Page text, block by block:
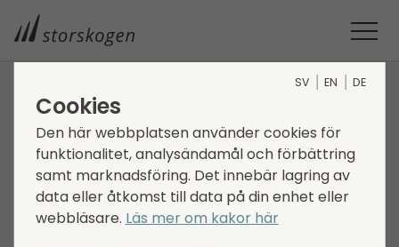
Verdant
Verdant är en norsk distributör av
premiumvarumärken inom professionell hårvård
SV EN DE
Cookies
Den här webbplatsen använder cookies för
funktionalitet, analysändamål och förbättring
samt marknadsföring. Det innebär lagring av
data eller åtkomst till data på din enhet eller
webbläsare. Läs mer om kakor här